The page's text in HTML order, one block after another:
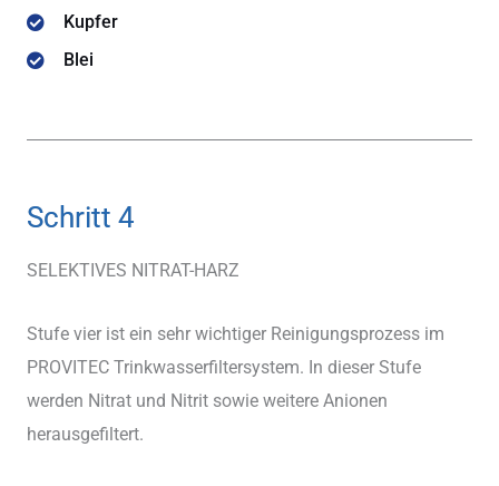
Kupfer
Blei
Schritt 4
SELEKTIVES NITRAT-HARZ
Stufe vier ist ein sehr wichtiger Reinigungsprozess im
PROVITEC Trinkwasserfiltersystem. In dieser Stufe
werden Nitrat und Nitrit sowie weitere Anionen
herausgefiltert.